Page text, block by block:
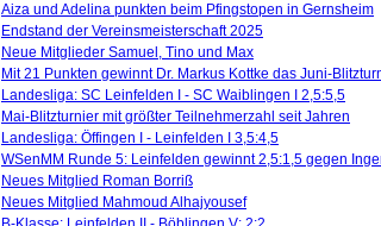
Aiza und Adelina punkten beim Pfingstopen in Gernsheim
Endstand der Vereinsmeisterschaft 2025
Neue Mitglieder Samuel, Tino und Max
Mit 21 Punkten gewinnt Dr. Markus Kottke das Juni-
Landesliga: SC Leinfelden I - SC Waiblingen I 2,5:5,5
Mai-Blitzturnier mit größter Teilnehmerzahl seit Jahren
Landesliga: Öffingen I - Leinfelden I 3,5:4,5
WSenMM Runde 5: Leinfelden gewinnt 2,5:1,5 gegen
Neues Mitglied Roman Borriß
Neues Mitglied Mahmoud Alhajyousef